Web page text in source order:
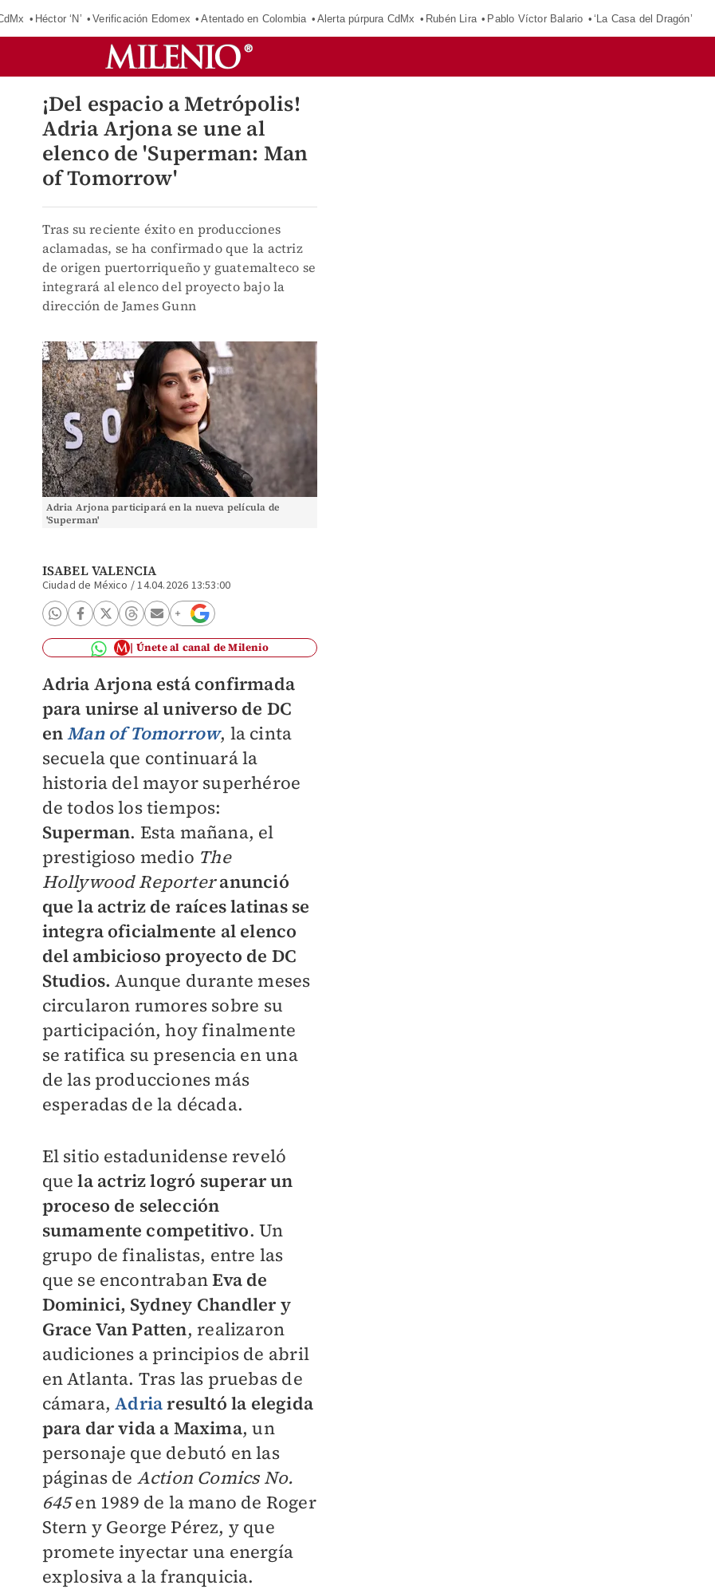
Héctor ‘N’ Verificación Edomex Atentado en Colombia Alerta púrpura CdMx Rubén Lira Pablo Víctor Balario ‘La Casa del Dragón’
¡Del espacio a Metrópolis!
Adria Arjona se une al
elenco de 'Superman: Man
of Tomorrow'
Tras su reciente éxito en producciones
aclamadas, se ha confirmado que la actriz
de origen puertorriqueño y guatemalteco se
integrará al elenco del proyecto bajo la
dirección de James Gunn
Adria Arjona participará en la nueva película de
'Superman'
ISABEL VALENCIA
Ciudad de México /14.04.2026 13:53:00
Únete al canal de Milenio
Adria Arjona está confirmada
para unirse al universo de DC
enMan of Tomorrow, la cinta
secuela que continuará la
historia del mayor superhéroe
de todos los tiempos:
Superman. Esta mañana, el
prestigioso medio The
Hollywood Reporteranunció
que la actriz de raíces latinas se
integra oficialmente al elenco
del ambicioso proyecto de DC
Studios. Aunque durante meses
circularon rumores sobre su
participación, hoy finalmente
se ratifica su presencia en una
de las producciones más
esperadas de la década.
El sitio estadunidense reveló
quela actriz logró superar un
proceso de selección
sumamente competitivo. Un
grupo de finalistas, entre las
que se encontrabanEva de
Dominici, Sydney Chandler y
Grace Van Patten, realizaron
audiciones a principios de abril
en Atlanta. Tras las pruebas de
cámara,Adriaresultó la elegida
para dar vida a Maxima, un
personaje que debutó en las
páginas de Action Comics No.
645en 1989 de la mano de Roger
Stern y George Pérez, y que
promete inyectar una energía
explosiva a la franquicia.